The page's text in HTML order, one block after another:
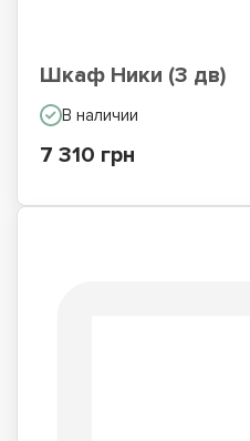
Шкаф Ники (3 дв)
В наличии
7 310 грн